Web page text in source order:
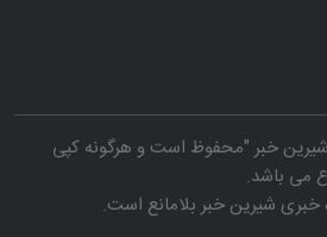
شیرین خبر"محفوظ است و هرگونه کپی
می باشد.
خبری شیرین خبربلامانع است.